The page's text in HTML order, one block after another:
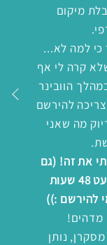
מיקום
כי למה לא...
קרה לי אף
הוובינר
להירשם
מה שאני
את זה! (גם
אם לקח לי כמעט 48 שעות
להירשם :))
מדהים!
נותן